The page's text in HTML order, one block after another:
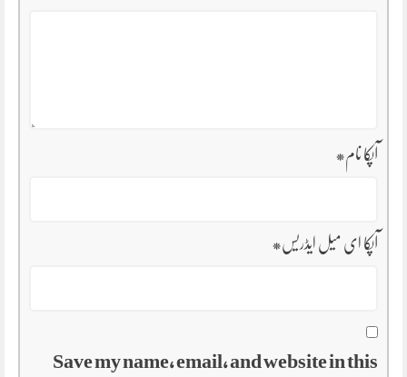
آپکا نام*
آپکا ای میل ایڈریس*
Save my name, email, and website in this